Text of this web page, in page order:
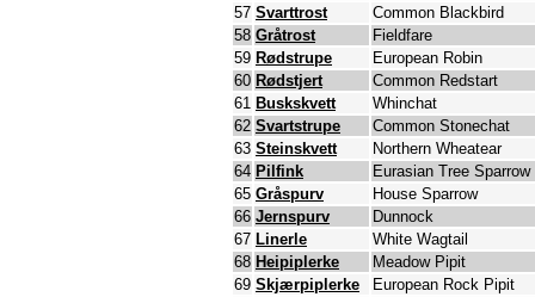
57 Svarttrost
Common Blackbird
58 Gråtrost
Fieldfare
59 Rødstrupe
European Robin
60 Rødstjert
Common Redstart
61 Buskskvett
Whinchat
62 Svartstrupe
Common Stonechat
63 Steinskvett
Northern Wheatear
64 Pilfink
Eurasian Tree Sparrow
65 Gråspurv
House Sparrow
66 Jernspurv
Dunnock
67 Linerle
White Wagtail
68 Heipiplerke
Meadow Pipit
69 Skjærpiplerke
European Rock Pipit